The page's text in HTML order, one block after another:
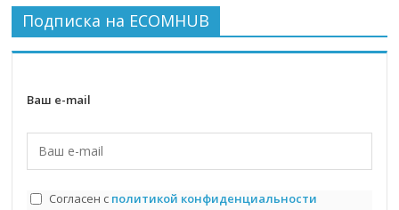
Подписка на ECOMHUB
Ваш e-mail
Согласен с политикой конфиденциальности